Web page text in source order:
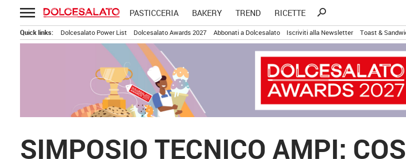
Passa
al
contenuto
PASTICCERIA BAKERY TREND RICETTE
Ricerca
search
Quick links: Dolcesalato Power List Dolcesalato Awards 2027 Abbonati a Dolcesalato Iscriviti alla Newsletter Toast &
SIMPOSIO TECNICO AMPI: